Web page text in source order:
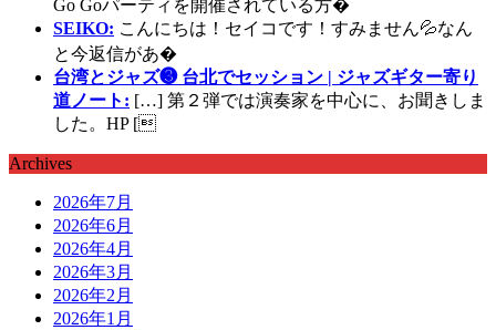
Go Goパーティを開催されている方�
SEIKO: こんにちは！セイコです！すみません💦なん
と今返信があ�
台湾とジャズ❸ 台北でセッション | ジャズギター寄り
道ノート: […] 第２弾では演奏家を中心に、お聞きしま
した。HP [
Archives
2026年7月
2026年6月
2026年4月
2026年3月
2026年2月
2026年1月